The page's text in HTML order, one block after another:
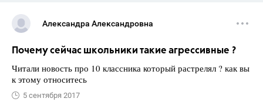
Александра Александровна
Почему сейчас школьники такие агрессивные ?
Читали новость про 10 классника который растрелял ? как вы
к этому относитесь
5 сентября 2017